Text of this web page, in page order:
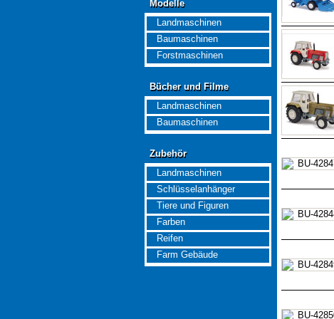
Modelle
Modelle
Landmaschinen
Baumaschinen
Forstmaschinen
Bücher und Filme
Bücher und Filme
Landmaschinen
Baumaschinen
Zubehör
Zubehör
Landmaschinen
Schlüsselanhänger
Tiere und Figuren
Farben
Reifen
Farm Gebäude